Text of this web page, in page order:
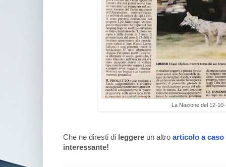
La Nazione del 12-
Che ne diresti di leggere un altro articolo a caso
interessante!